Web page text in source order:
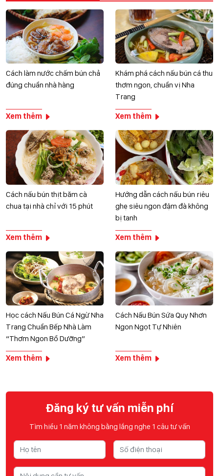
Cách làm nước chấm bún chả
đúng chuẩn nhà hàng
Xem thêm
Khám phá cách nấu bún cá thu
thơm ngon, chuẩn vị Nha
Trang
Xem thêm
Cách nấu bún thịt băm cà
chua tại nhà chỉ với 15 phút
Xem thêm
Hướng dẫn cách nấu bún riêu
ghẹ siêu ngon đậm đà không
bị tanh
Xem thêm
Học cách Nấu Bún Cá Ngừ Nha
Trang Chuẩn Bếp Nhà Làm
“Thơm Ngon Bổ Dưỡng”
Xem thêm
Cách Nấu Bún Sứa Quy Nhơn
Ngon Ngọt Tự Nhiên
Xem thêm
Đăng ký tư vấn miễn phí
Tìm hiểu 1 năm không bằng lắng nghe 1 câu tư vấn